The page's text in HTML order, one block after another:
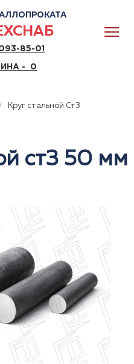
0
Горячая линия Волгоград
85-01
- 0
Круг стальной Ст3
ст3 50 мм